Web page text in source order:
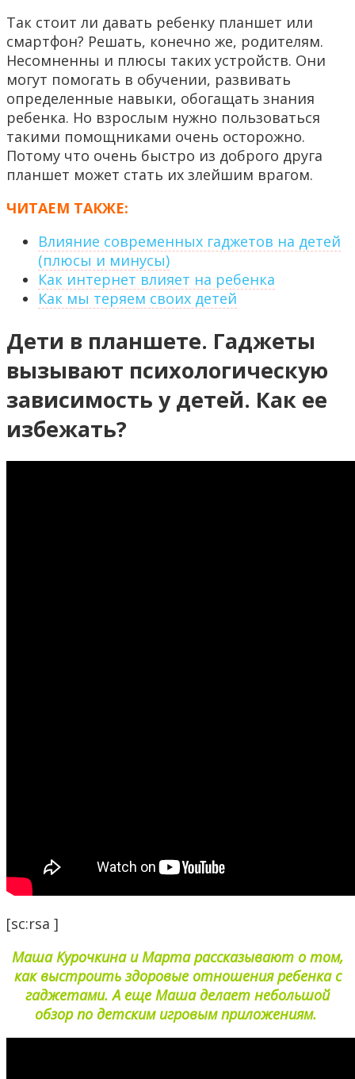
Так стоит ли давать ребенку планшет или
смартфон? Решать, конечно же, родителям.
Несомненны и плюсы таких устройств. Они
могут помогать в обучении, развивать
определенные навыки, обогащать знания
ребенка. Но взрослым нужно пользоваться
такими помощниками очень осторожно.
Потому что очень быстро из доброго друга
планшет может стать их злейшим врагом.
ЧИТАЕМ ТАКЖЕ:
Влияние современных гаджетов на детей
(плюсы и минусы)
Как интернет влияет на ребенка
Как мы теряем своих детей
Дети в планшете. Гаджеты
вызывают психологическую
зависимость у детей. Как ее
избежать?
[sc:rsa ]
Маша Курочкина и Марта рассказывают о том,
как выстроить здоровые отношения ребенка с
гаджетами. А еще Маша делает небольшой
обзор по детским игровым приложениям.